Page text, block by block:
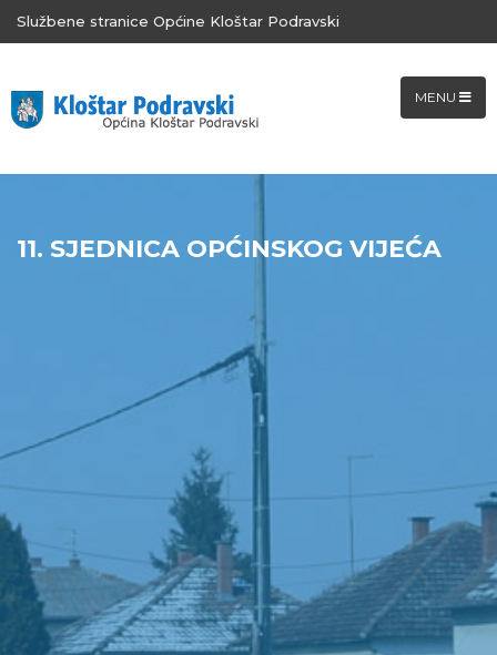
Službene stranice Općine Kloštar Podravski
MENU
11. SJEDNICA OPĆINSKOG VIJEĆA